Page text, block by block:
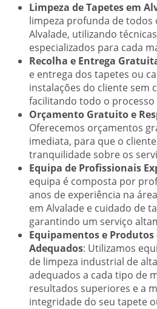
Limpeza de Tapetes em
limpeza profunda de todos
Alvalade, utilizando
especializados para cada
Recolha e Entrega
e entrega dos tapetes ou
instalações do cliente sem
facilitando todo o processo
Orçamento Gratuito e
Oferecemos orçamentos
imediata, para que o
tranquilidade sobre os
Equipa de Profissionais
equipa é composta por
anos de experiência na
em Alvalade e cuidado de
garantindo um serviço
Equipamentos e
Adequados: Utilizamos
de limpeza industrial de
adequados a cada tipo de
resultados superiores e a
integridade do seu tapete